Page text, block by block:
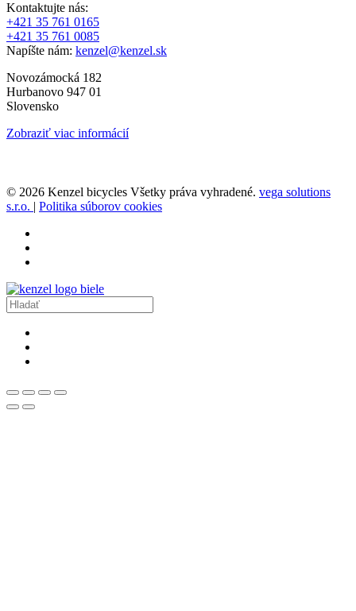
Kontaktujte nás:
+421 35 761 0165
+421 35 761 0085
Napíšte nám: kenzel@kenzel.sk
Novozámocká 182
Hurbanovo 947 01
Slovensko
Zobraziť viac informácií
© 2026 Kenzel bicycles Všetky práva vyhradené. vega solutions
s.r.o.
Politika súborov cookies